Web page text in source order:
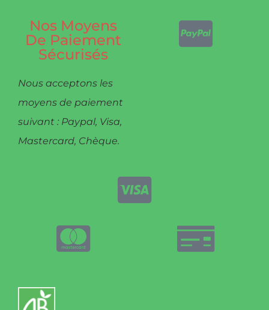
Nos Moyens
De Paiement
Sécurisés
Nous acceptons les
moyens de paiement
suivant : Paypal, Visa,
Mastercard, Chèque.